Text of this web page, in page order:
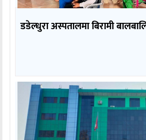
डडेल्धुरा अस्पतालमा बिरामी